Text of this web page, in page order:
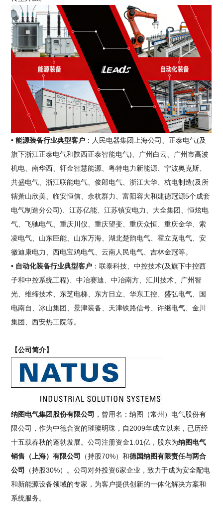
• 能源装备行业典型客户 ：人民电器集团上海公司、正泰电气(及
旗下浙江正泰电气和陕西正泰智能电气)、广州白云、广州市高波
机电、南华西、轩金智慧能源、粤特电力新能源、宁波奥克斯、
共盛电气、浙江联能电气、俊郎电气、浙江大华、杭电制造(及所
辖萧山欣美、临安恒信、余杭群力、富阳容大和建德冠源5个成套
电气制造分公司)、江苏亿能、江苏镇安电力、大全集团、恒炫电
气、飞驰电气、重庆川仪、重庆望变、重庆众恒、重庆金华、索
凌电气、山东巨能、山东万海、湖北楚韵电气、霍立克电气、安
徽迪康电力、西电宝鸡电气、云南人民电气、吉林金冠等。
• 自动化装备行业典型客户 ：联泰科技、中控技术(及旗下中控西
子和中控系统工程)、中冶赛迪、中冶南方、汇川技术、广州智
光、维缔技术、东芝电梯、东方日立、华东工控、盛弘电气、国
电南自、冰山集团、景津装备、天津铁路信号、许继电气、金川
集团、西安热工院等。
【公司简介】
纳图电气集团股份有限公司 ，曾用名：纳图（常州）电气股份有
限公司，作为中德合资的璀璨明珠，自2009年成立以来，已历经
十五载春秋的蓬勃发展。公司注册资金1.01亿，股东为纳图电气
销售（上海）有限公司
（持股70%）和德国纳图有限责任与两合
公司
（持股30%）。公司对外投资6家企业，致力于成为安全配电
和新能源设备领域的专家，为客户提供创新的一体化解决方案和
系统服务。